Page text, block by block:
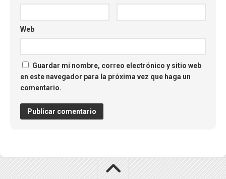
Web
Guardar mi nombre, correo electrónico y sitio web
en este navegador para la próxima vez que haga un
comentario.